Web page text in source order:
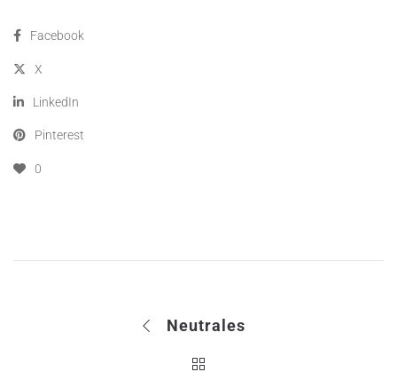
Facebook
X
LinkedIn
Pinterest
0
Neutrales